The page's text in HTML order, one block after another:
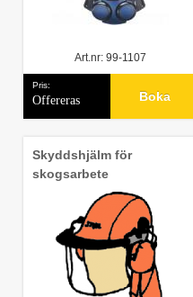
Art.nr: 99-1107
Pris:
Offereras Boka
Skyddshjälm för
skogsarbete